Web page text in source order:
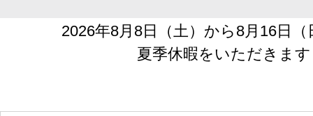
2026年8月8日（土）から8月16日
夏季休暇をいただきます